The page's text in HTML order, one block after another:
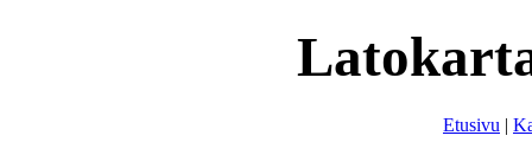
Etusivu |